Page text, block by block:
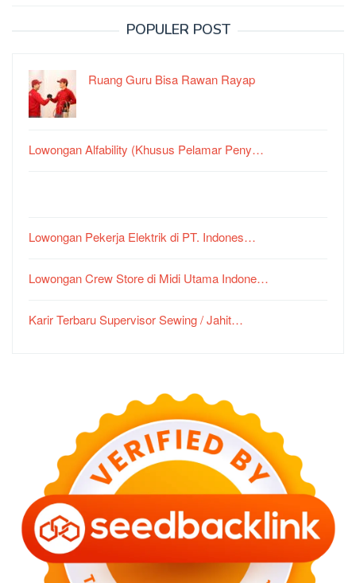
POPULER POST
Ruang Guru Bisa Rawan Rayap
Lowongan Alfability (Khusus Pelamar Peny…
Lowongan Pekerja Elektrik di PT. Indones…
Lowongan Crew Store di Midi Utama Indone…
Karir Terbaru Supervisor Sewing / Jahit…